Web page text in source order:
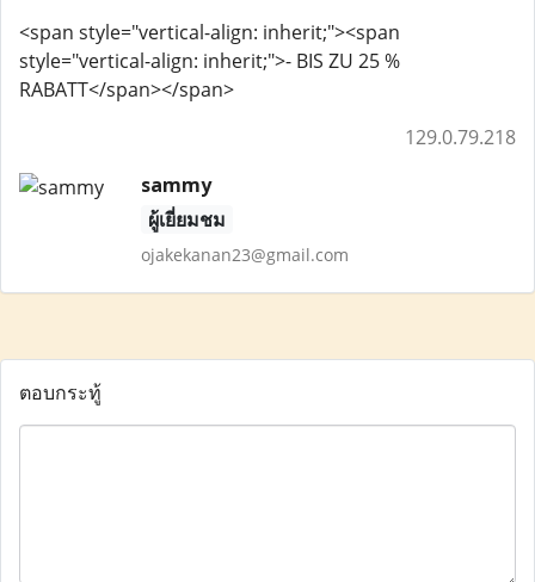
<span style="vertical-align: inherit;"><span
style="vertical-align: inherit;">- BIS ZU 25 %
RABATT</span></span>
129.0.79.218
sammy
ผู้เยี่ยมชม
ojakekanan23@gmail.com
ตอบกระทู้